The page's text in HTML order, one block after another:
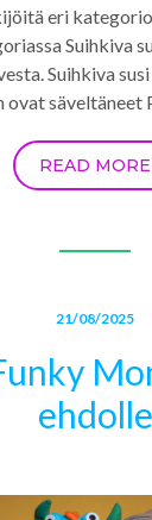
eri
Suihkiva
Suihkiva
ovat säveltäneet
READ MORE
21/08/2025
ehdolle